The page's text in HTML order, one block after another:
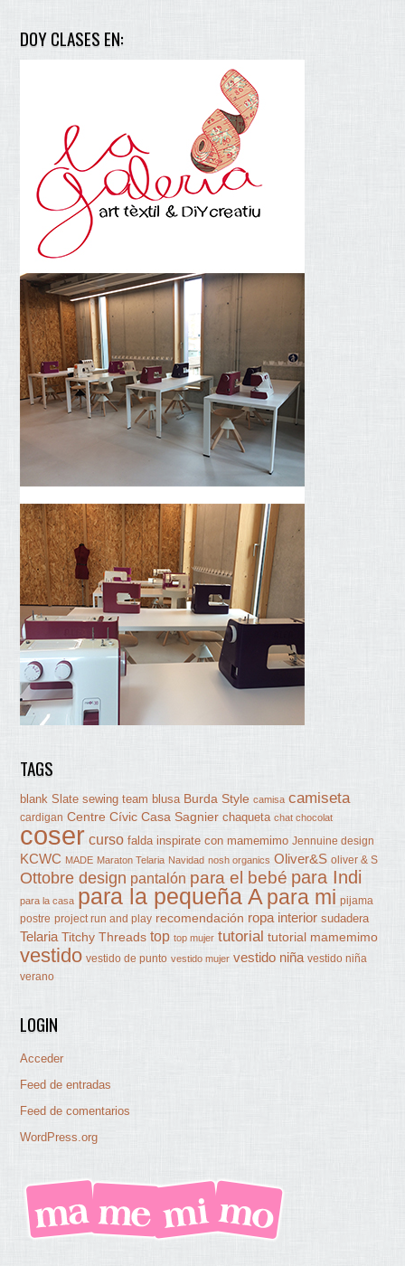
DOY CLASES EN:
TAGS
blank Slate sewing team blusa Burda Style camisa camiseta
cardigan Centre Cívic Casa Sagnier chaqueta chat chocolat
coser curso falda inspirate con mamemimo Jennuine design
KCWC MADE Maraton Telaria Navidad nosh organics Oliver&S oliver & S
Ottobre design pantalón para el bebé para Indi
para la casa para la pequeña A para mi pijama
postre project run and play recomendación ropa interior sudadera
Telaria Titchy Threads top top mujer tutorial tutorial mamemimo
vestido vestido de punto vestido mujer vestido niña vestido niña
verano
LOGIN
Acceder
Feed de entradas
Feed de comentarios
WordPress.org